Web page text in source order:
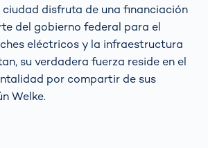
ciudad disfruta de una financiación
del gobierno federal para el
eléctricos y la infraestructura
su verdadera fuerza reside en el
por compartir de sus
Welke.